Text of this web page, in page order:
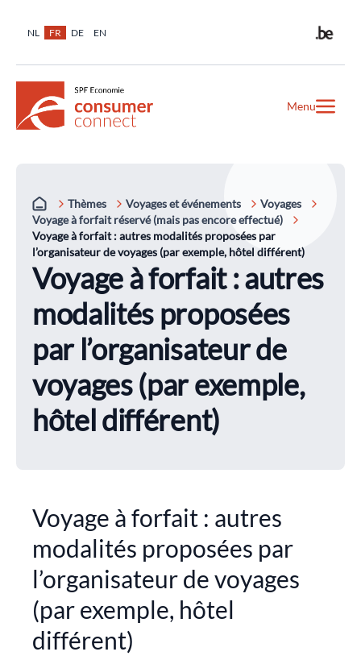
NL FR DE EN
Menu
Thèmes Voyages et événements
Voyages
Voyage à forfait réservé (mais pas encore effectué)
Voyage à forfait : autres modalités proposées par
l’organisateur de voyages (par exemple, hôtel différent)
Voyage à forfait : autres
modalités proposées
par l’organisateur de
voyages (par exemple,
hôtel différent)
Voyage à forfait : autres
modalités proposées par
l’organisateur de voyages
(par exemple, hôtel
différent)